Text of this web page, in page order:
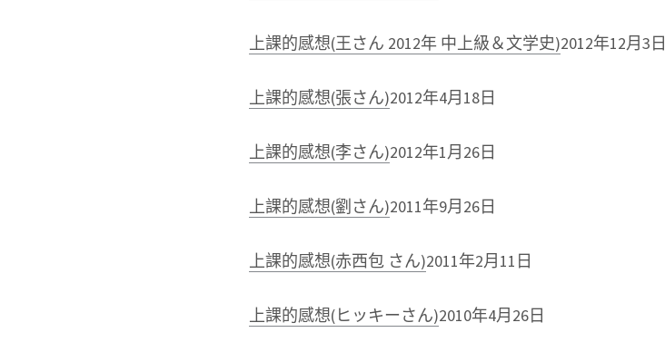
上課的感想(王さん 2012年 中上級＆文学史)2012年12月3日
上課的感想(張さん)2012年4月18日
上課的感想(李さん)2012年1月26日
上課的感想(劉さん)2011年9月26日
上課的感想(赤西包 さん)2011年2月11日
上課的感想(ヒッキーさん)2010年4月26日